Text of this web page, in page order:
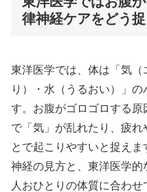
律神経ケアをどう捉
東洋医学では、体は「気
り）・水（うるおい）」
す。お腹がゴロゴロする
で「気」が乱れたり、疲れ
とで起こりやすいと捉え
神経の見方と、東洋医学
人おひとりの体質に合わせ